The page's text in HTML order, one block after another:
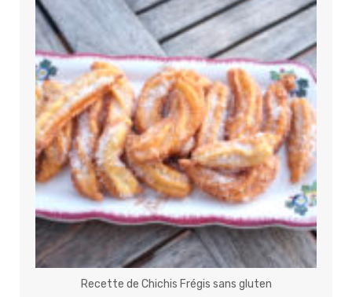
Recette de Chichis Frégis sans gluten